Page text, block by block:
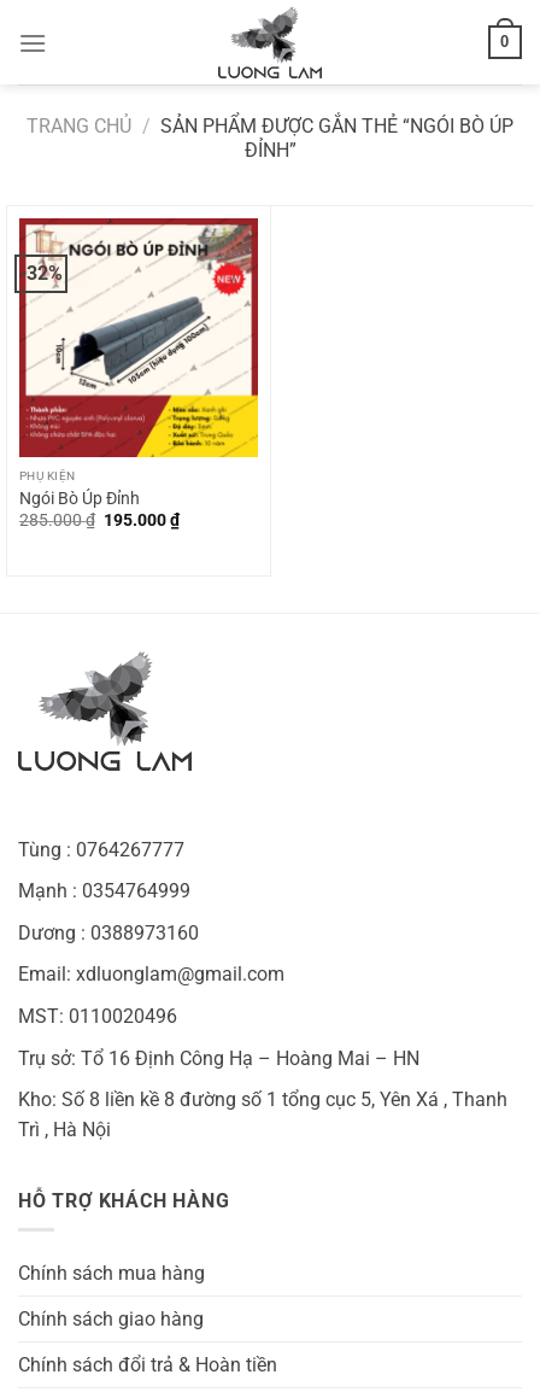
qua
0
TRANG CHỦ / SẢN PHẨM ĐƯỢC GẮN THẺ “NGÓI BÒ ÚP
ĐỈNH”
-32%
PHỤ KIỆN
Ngói Bò Úp Đỉnh
285.000₫ Giá
195.000₫Giá
hiện
Tùng : 0764267777
Mạnh : 0354764999
Dương : 0388973160
Email: xdluonglam@gmail.com
MST: 0110020496
Trụ sở: Tổ 16 Định Công Hạ – Hoàng Mai – HN
Kho: Số 8 liền kề 8 đường số 1 tổng cục 5, Yên Xá , Thanh
Trì , Hà Nội
HỖ TRỢ KHÁCH HÀNG
Chính sách mua hàng
Chính sách giao hàng
Chính sách đổi trả & Hoàn tiền